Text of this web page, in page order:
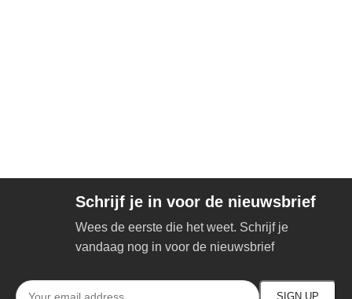
Schrijf je in voor de nieuwsbrief
Wees de eerste die het weet. Schrijf je
vandaag nog in voor de nieuwsbrief